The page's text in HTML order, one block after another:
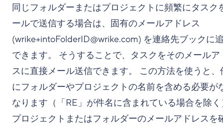
同じフォルダーまたはプロジェクトに頻繁にタスク
ールで送信する場合は、固有のメールアドレス
(wrike+intoFolderID@wrike.com) を連絡先ブックに
できます。 そうすることで、タスクをそのメールア
スに直接メール送信できます。 この方法を使うと、
にフォルダーやプロジェクトの名前を含める必要が
なります（「RE」が件名に含まれている場合を除
プロジェクトまたはフォルダーのメールアドレスを